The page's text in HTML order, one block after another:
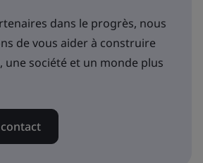
dans le progrès, nous
de vous aider à construire
une société et un monde plus